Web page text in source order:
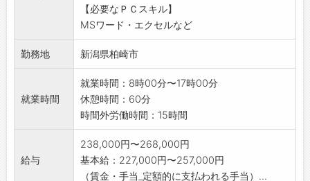
検査の資格には浸透探傷試験、超音波探傷試
験、磁気探傷試験、放
射線透過試験など検査科目も多岐にわたり、そ
れぞれの検査特性を
ります。資格の希少
性が高いため、スキルアップを目指す方にも向
いている業務です。
※
変更範囲:変更なし
【必要なＰＣスキル】
MSワード・エクセルなど
勤務地 新潟県柏崎市
就業時間
就業時間：8時00分〜17時00分
休憩時間：60分
時間外労働時間：15時間
給与
238,000円〜268,000円
基本給：227,000円〜257,000円
（賃金・手当_定額的に支払われる手当）...